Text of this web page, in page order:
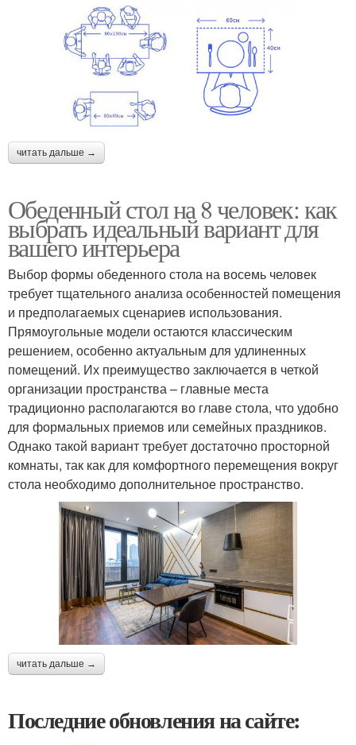
читать дальше →
Обеденный стол на 8 человек: как
выбрать идеальный вариант для
вашего интерьера
Выбор формы обеденного стола на восемь человек
требует тщательного анализа особенностей помещения
и предполагаемых сценариев использования.
Прямоугольные модели остаются классическим
решением, особенно актуальным для удлиненных
помещений. Их преимущество заключается в четкой
организации пространства – главные места
традиционно располагаются во главе стола, что удобно
для формальных приемов или семейных праздников.
Однако такой вариант требует достаточно просторной
комнаты, так как для комфортного перемещения вокруг
стола необходимо дополнительное пространство.
читать дальше →
Последние обновления на сайте: